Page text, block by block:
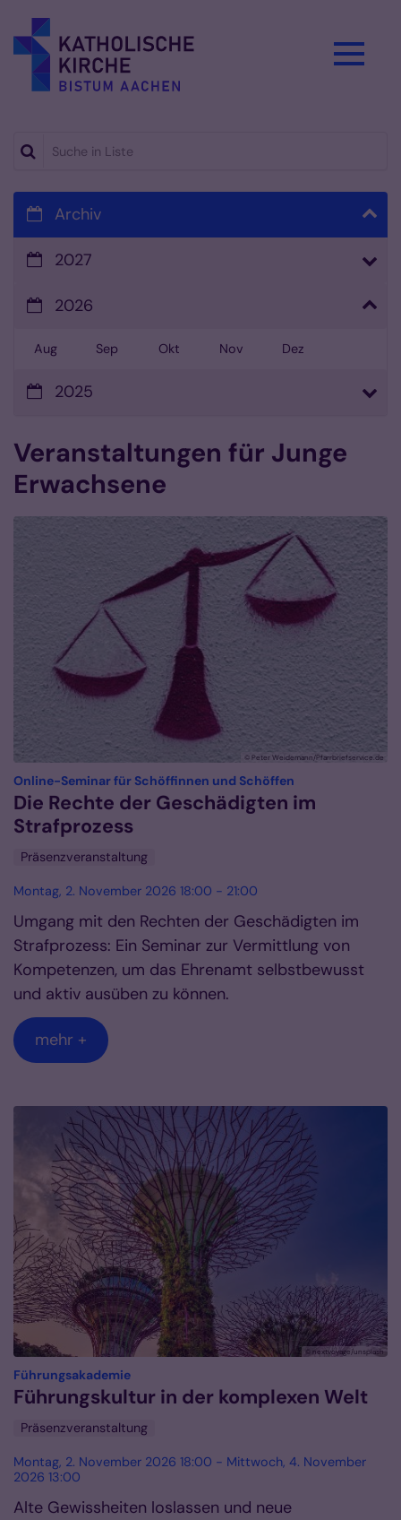
Veranstaltungen für Junge
Erwachsene
© Peter Weidemann/Pfarrbriefservice.de
Online-Seminar für Schöffinnen und Schöffen
Die Rechte der Geschädigten im
Strafprozess
Präsenzveranstaltung
Montag, 2. November 2026 18:00 - 21:00
Umgang mit den Rechten der Geschädigten im
Strafprozess: Ein Seminar zur Vermittlung von
Kompetenzen, um das Ehrenamt selbstbewusst
und aktiv ausüben zu können.
mehr +
© nextvoyage/unsplash
Führungsakademie:
Führungskultur in der komplexen Welt
Präsenzveranstaltung
Montag, 2. November 2026 18:00 - Mittwoch, 4. November
2026 13:00
Alte Gewissheiten loslassen und neue
Suche in Liste
Archiv
2027
2026
Aug Sep Okt Nov Dez
2025